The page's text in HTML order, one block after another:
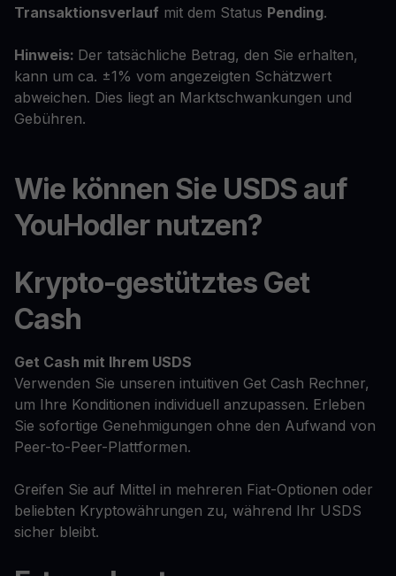
Transaktionsverlauf mit dem Status Pending.
Hinweis: Der tatsächliche Betrag, den Sie erhalten,
kann um ca. ±1% vom angezeigten Schätzwert
abweichen. Dies liegt an Marktschwankungen und
Gebühren.
Wie können Sie USDS auf
YouHodler nutzen?
Krypto-gestütztes Get
Cash
Get Cash mit Ihrem USDS
Verwenden Sie unseren intuitiven Get Cash Rechner,
um Ihre Konditionen individuell anzupassen. Erleben
Sie sofortige Genehmigungen ohne den Aufwand von
Peer-to-Peer-Plattformen.
Greifen Sie auf Mittel in mehreren Fiat-Optionen oder
beliebten Kryptowährungen zu, während Ihr USDS
sicher bleibt.